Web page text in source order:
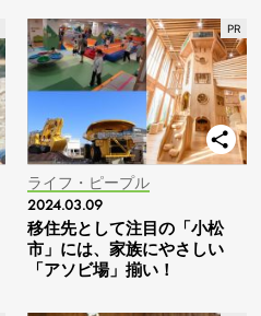
ライフ・ピープル
2024.03.09
移住先として注目の「小松
市」には、家族にやさしい
「アソビ場」揃い！